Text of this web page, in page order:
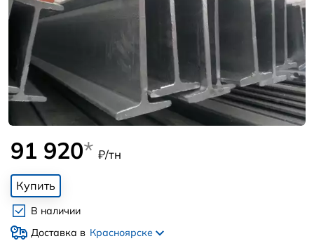
91 920* ₽/тн
Купить
В наличии
Доставка в Красноярске